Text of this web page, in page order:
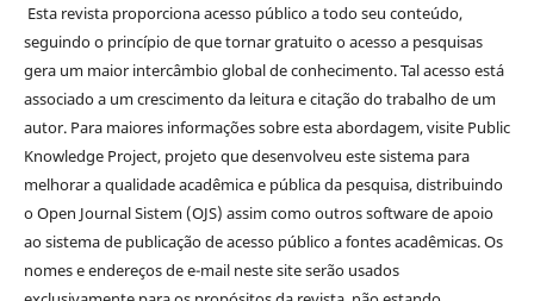
Esta revista proporciona acesso público a todo seu conteúdo,
seguindo o princípio de que tornar gratuito o acesso a pesquisas
gera um maior intercâmbio global de conhecimento. Tal acesso está
associado a um crescimento da leitura e citação do trabalho de um
autor. Para maiores informações sobre esta abordagem, visite Public
Knowledge Project, projeto que desenvolveu este sistema para
melhorar a qualidade acadêmica e pública da pesquisa, distribuindo
o Open Journal Sistem (OJS) assim como outros software de apoio
ao sistema de publicação de acesso público a fontes acadêmicas. Os
nomes e endereços de e-mail neste site serão usados